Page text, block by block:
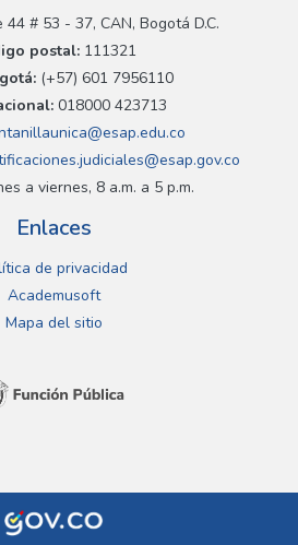
# 53 - 37, CAN, Bogotá D.C.
postal: 111321
(+57) 601 7956110
018000 423713
a viernes, 8 a.m. a 5 p.m.
Enlaces
de privacidad
Academusoft
Mapa del sitio